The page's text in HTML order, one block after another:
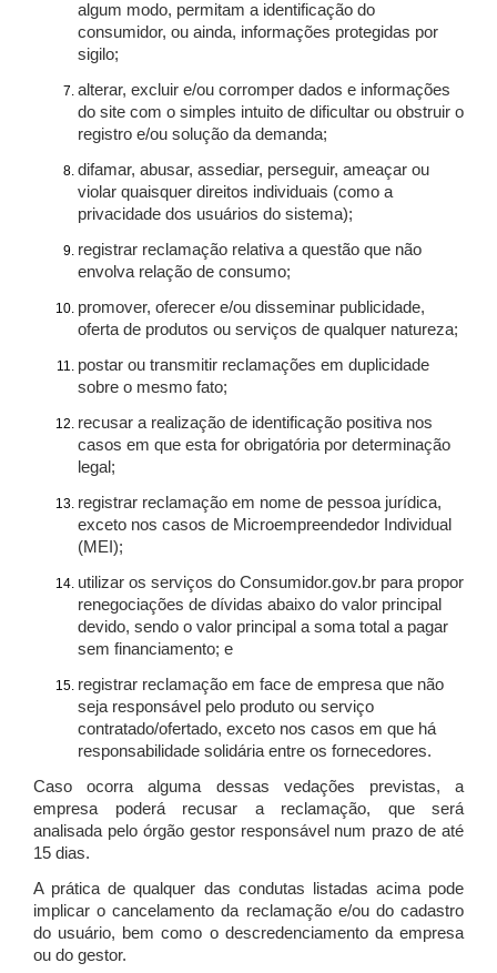
algum modo, permitam a identificação do
consumidor, ou ainda, informações protegidas por
sigilo;
alterar, excluir e/ou corromper dados e informações
do site com o simples intuito de dificultar ou obstruir o
registro e/ou solução da demanda;
difamar, abusar, assediar, perseguir, ameaçar ou
violar quaisquer direitos individuais (como a
privacidade dos usuários do sistema);
registrar reclamação relativa a questão que não
envolva relação de consumo;
promover, oferecer e/ou disseminar publicidade,
oferta de produtos ou serviços de qualquer natureza;
postar ou transmitir reclamações em duplicidade
sobre o mesmo fato;
recusar a realização de identificação positiva nos
casos em que esta for obrigatória por determinação
legal;
registrar reclamação em nome de pessoa jurídica,
exceto nos casos de Microempreendedor Individual
(MEI);
utilizar os serviços do Consumidor.gov.br para propor
renegociações de dívidas abaixo do valor principal
devido, sendo o valor principal a soma total a pagar
sem financiamento; e
registrar reclamação em face de empresa que não
seja responsável pelo produto ou serviço
contratado/ofertado, exceto nos casos em que há
responsabilidade solidária entre os fornecedores.
Caso ocorra alguma dessas vedações previstas, a
empresa poderá recusar a reclamação, que será
analisada pelo órgão gestor responsável num prazo de até
15 dias.
A prática de qualquer das condutas listadas acima pode
implicar o cancelamento da reclamação e/ou do cadastro
do usuário, bem como o descredenciamento da empresa
ou do gestor.